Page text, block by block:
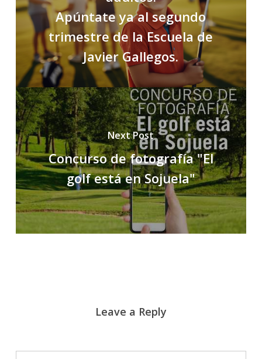
Apúntate ya al segundo
trimestre de la Escuela de
Javier Gallegos.
Next Post
Concurso de fotografía "El
golf está en Sojuela"
Leave a Reply